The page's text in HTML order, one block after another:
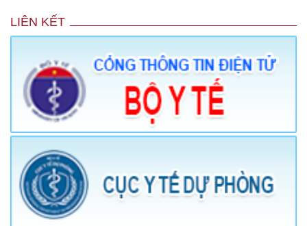
LIÊN KẾT